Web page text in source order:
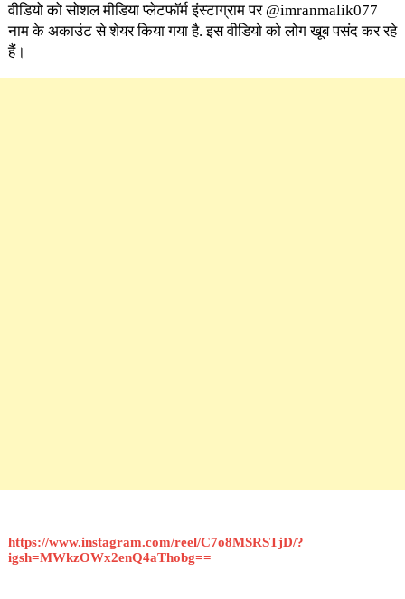
वीडियो को सोशल मीडिया प्लेटफॉर्म इंस्टाग्राम पर @imranmalik077
नाम के अकाउंट से शेयर किया गया है. इस वीडियो को लोग खूब पसंद कर रहे
हैं।
https://www.instagram.com/reel/C7o8MSRSTjD/?
igsh=MWkzOWx2enQ4aThobg==